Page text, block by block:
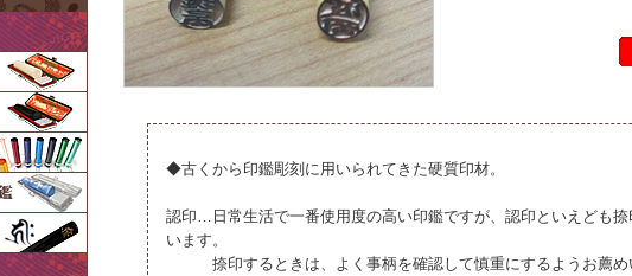
◆古くから印鑑彫刻に用いられてきた硬質印材。
認印…日常生活で一番使用度の高い印鑑ですが、認印といえども
います。
捺印するときは、よく事柄を確認して慎重にするようお薦め